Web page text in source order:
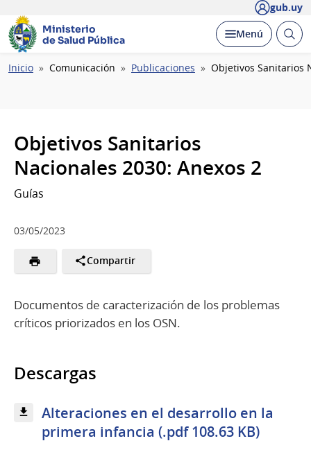
gub.uy
Ministerio
de Salud Pública
Desplegar
Menú Abrir
Ruta
Inicio Comunicación Publicaciones Objetivos Sanitarios
Objetivos Sanitarios
Nacionales 2030: Anexos 2
Guías
03/05/2023
Compartir
Documentos de caracterización de los problemas
críticos priorizados en los OSN.
Descargas
Alteraciones en el desarrollo en la
primera infancia (.pdf 108.63 KB)